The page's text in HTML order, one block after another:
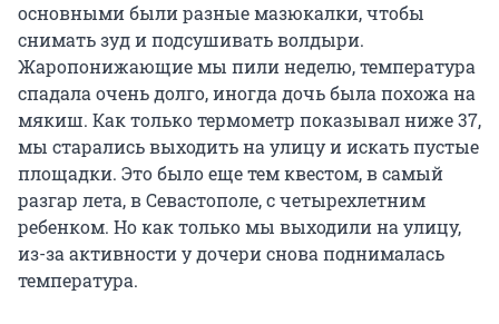
основными были разные мазюкалки, чтобы
снимать зуд и подсушивать волдыри.
Жаропонижающие мы пили неделю, температура
спадала очень долго, иногда дочь была похожа на
мякиш. Как только термометр показывал ниже 37,
мы старались выходить на улицу и искать пустые
площадки. Это было еще тем квестом, в самый
разгар лета, в Севастополе, с четырехлетним
ребенком. Но как только мы выходили на улицу,
из-за активности у дочери снова поднималась
температура.